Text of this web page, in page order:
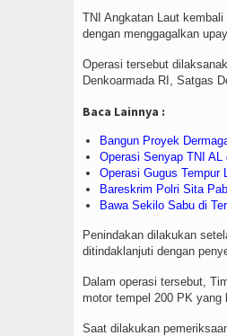
TNI Angkatan Laut
dengan menggagalkan
Operasi tersebut
Denkoarmada RI, Satgas
Baca Lainnya :
Bangun Proyek
Operasi Senyap TNI
Operasi Gugus Tempur
Bareskrim Polri Sita
Bawa Sekilo Sabu di
Penindakan dilakukan
ditindaklanjuti dengan
Dalam operasi tersebut,
motor tempel 200 PK yang
Saat dilakukan